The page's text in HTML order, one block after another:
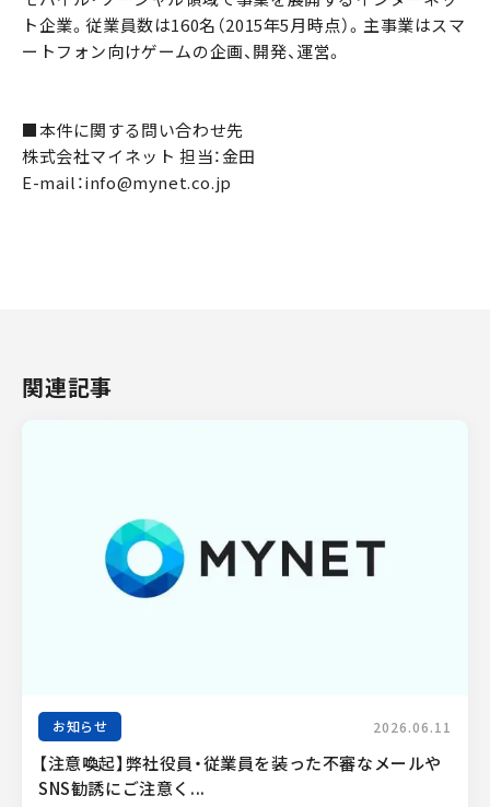
ト企業。従業員数は160名（2015年5月時点）。主事業はスマ
ートフォン向けゲームの企画、開発、運営。
■本件に関する問い合わせ先
株式会社マイネット 担当：金田
E-mail：info@mynet.co.jp
関連記事
お知らせ 2026.06.11
【注意喚起】弊社役員・従業員を装った不審なメールや
SNS勧誘にご注意く...